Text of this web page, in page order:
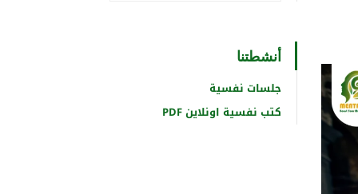
أنشطتنا
جلسات نفسية
كتب نفسية اونلاين PDF